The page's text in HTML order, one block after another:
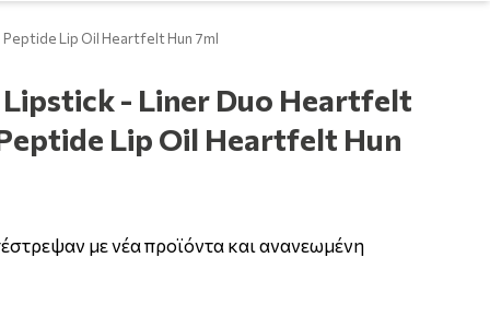
Lip Oil Heartfelt Hun 7ml
- Liner Duo Heartfelt
Lip Oil Heartfelt Hun
με νέα προϊόντα και ανανεωμένη